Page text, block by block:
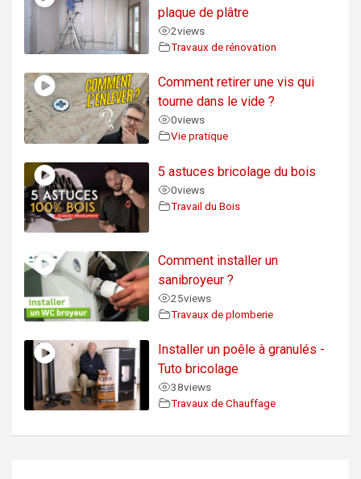
plaque de plâtre
2views
Travaux de rénovation
Comment retirer une vis qui
tourne dans le vide ?
0views
Vie pratique
5 astuces bricolage du bois
0views
Travail du Bois
Comment installer un
sanibroyeur ?
25views
Travaux de plomberie
Installer un poêle à granulés -
Tuto bricolage
38views
Travaux de Chauffage